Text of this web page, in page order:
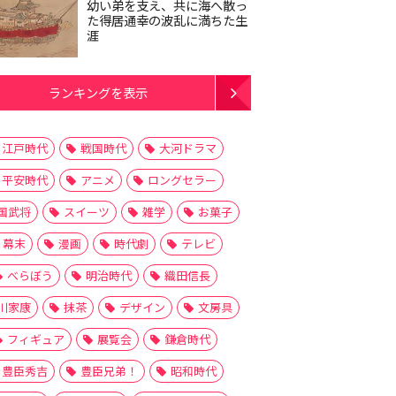
幼い弟を支え、共に海へ散っ
た得居通幸の波乱に満ちた生
涯
ランキングを表示
江戸時代 戦国時代
大河ドラマ
平安時代
アニメ
ロングセラー
武将
スイーツ 雑学
お菓子
幕末
漫画 時代劇
テレビ
べらぼう
明治時代
織田信長
家康
抹茶 デザイン
文房具
フィギュア
展覧会
鎌倉時代
豊臣秀吉
豊臣兄弟！
昭和時代